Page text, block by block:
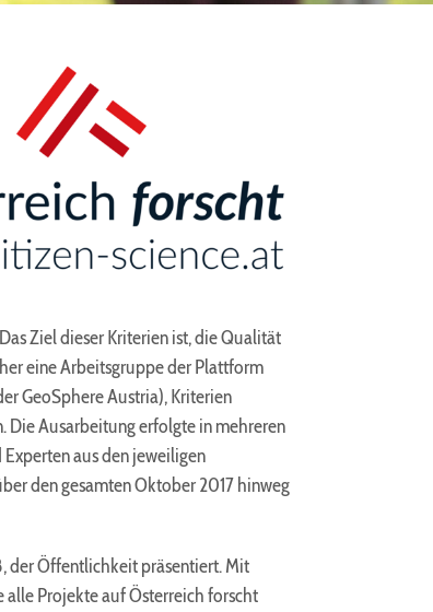
Ziel dieser Kriterien ist, die Qualität
eine Arbeitsgruppe der Plattform
GeoSphere Austria), Kriterien
Die Ausarbeitung erfolgte in mehreren
aus den jeweiligen
den gesamten Oktober 2017 hinweg
der Öffentlichkeit präsentiert. Mit
alle Projekte auf Österreich forscht